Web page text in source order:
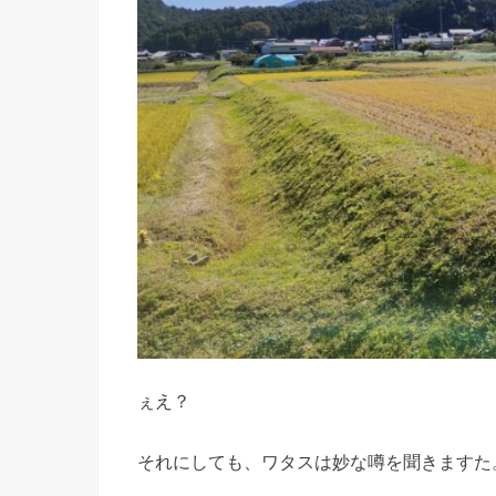
ぇえ？
それにしても、ワタスは妙な噂を聞きますた